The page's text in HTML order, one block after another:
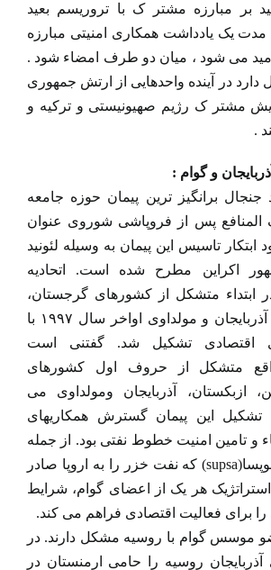
بر مبارزه مشتر ک با تروریسم بعید
یک یادداشت همکاری امنیتی مبارزه
می شود ، میان دو طرف امضاء شود .
دارد در آینده واحدهایی از ارتش جمهوری
مشتر ک رژیم صهیونیستی و ترکیه و
.
و گوام :
جنجال برانگیز ترین پیمان حوزه جامعه
پس از فروپاشی شوروی عنوان
تاسیس این پیمان به وسیله لئونید
اکراین مطرح شده است. اتحادیه
ابتداء متشکل از کشورهای گرجستان،
اوکراین، جمهوری آذربایجان و مولداوی اواخر سال ۱۹۹۷ با
اقتصادی تشکیل شد. گفتنی است
متشکل از حروف اول کشورهای
ازبکستان، آذربایجان ومولداوی می
تشکیل این پیمان گسترش همکاریهای
و تامین امنیت خطوط نفتی بود. از جمله
خط لوله باکو – سوپسا(supsa) که نفت خزر را به اروپا صادر
هر یک از اعضای گوام، شرایط
برای فعالیت اقتصادی فراهم می کند.
موسس گوام با روسیه مشکل دارند. در
روسیه را حامی ارمنستان در